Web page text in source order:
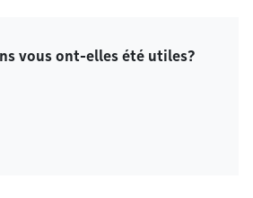
vous ont-elles été utiles?